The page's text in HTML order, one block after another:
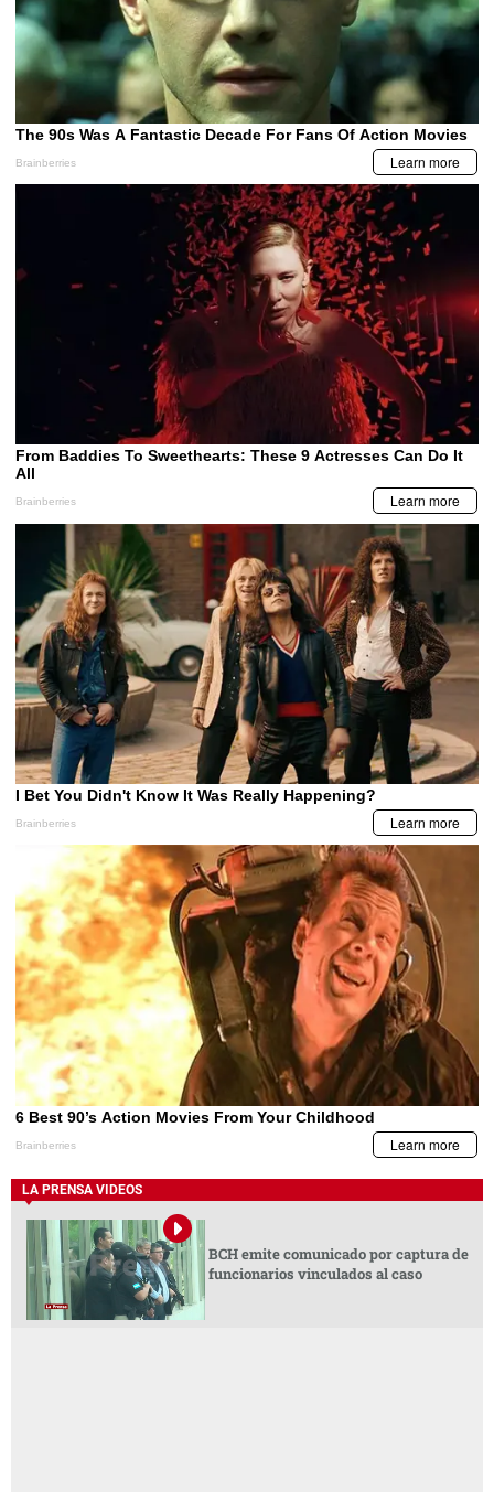
LA PRENSA VIDEOS
BCH emite comunicado por captura de
funcionarios vinculados al caso